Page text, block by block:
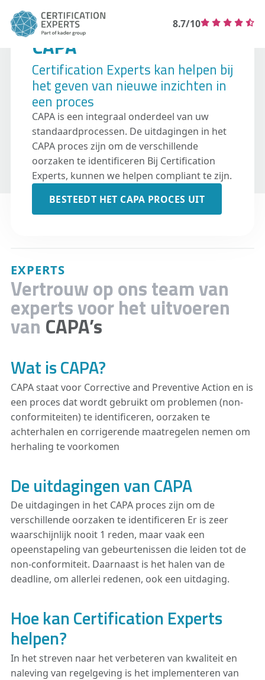
8.7/10
CAPA
Certification Experts kan helpen bij
het geven van nieuwe inzichten in
een proces
CAPA is een integraal onderdeel van uw
standaardprocessen. De uitdagingen in het
CAPA proces zijn om de verschillende
oorzaken te identificeren Bij Certification
Experts, kunnen we helpen compliant te zijn.
BESTEEDT HET CAPA PROCES UIT
EXPERTS
Vertrouw op ons team van
experts voor het uitvoeren
van CAPA’s
Wat is CAPA?
CAPA staat voor Corrective and Preventive Action en is
een proces dat wordt gebruikt om problemen (non-
conformiteiten) te identificeren, oorzaken te
achterhalen en corrigerende maatregelen nemen om
herhaling te voorkomen
De uitdagingen van CAPA
De uitdagingen in het CAPA proces zijn om de
verschillende oorzaken te identificeren Er is zeer
waarschijnlijk nooit 1 reden, maar vaak een
opeenstapeling van gebeurtenissen die leiden tot de
non-conformiteit. Daarnaast is het halen van de
deadline, om allerlei redenen, ook een uitdaging.
Hoe kan Certification Experts
helpen?
In het streven naar het verbeteren van kwaliteit en
naleving van regelgeving is het implementeren van